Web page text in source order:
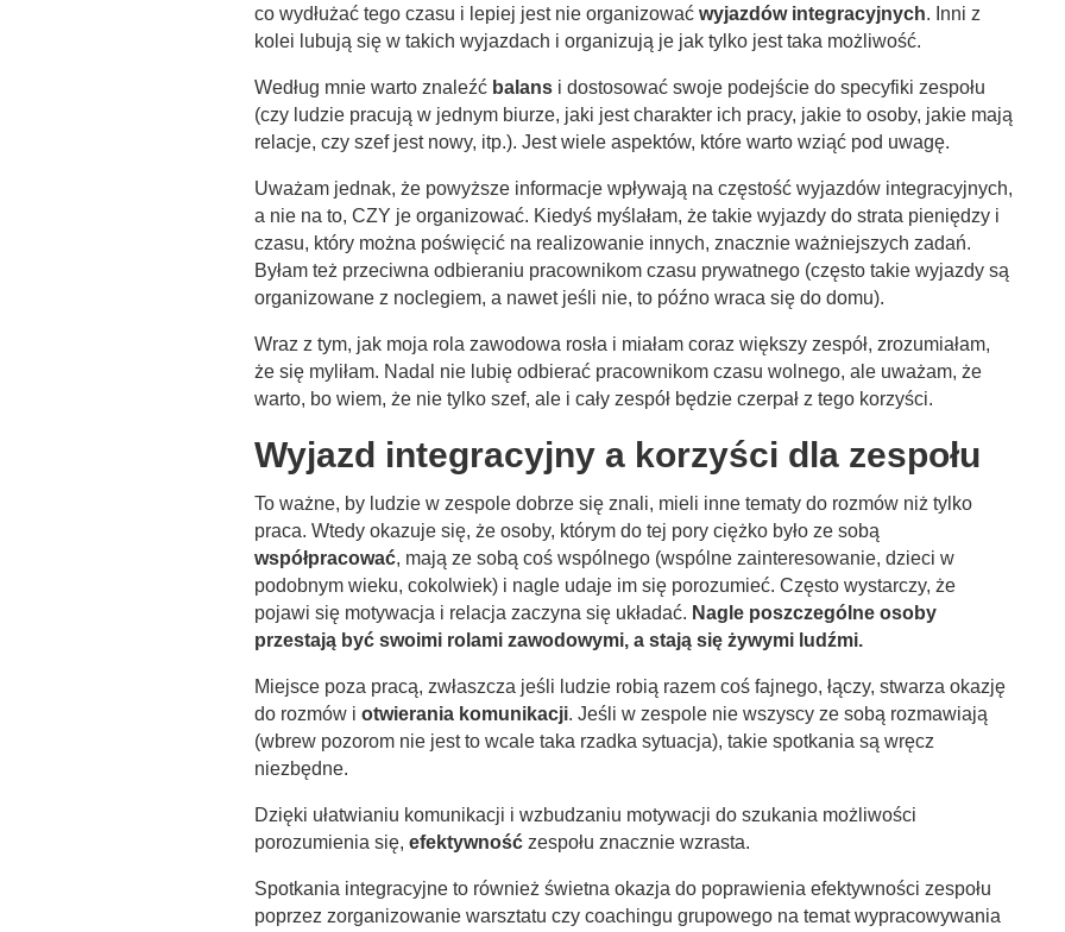
co wydłużać tego czasu i lepiej jest nie organizowaćwyjazdów integracyjnych. Inni z
kolei lubują się w takich wyjazdach i organizują je jak tylko jest taka możliwość.
Według mnie warto znaleźć balans i dostosować swoje podejście do specyfiki zespołu
(czy ludzie pracują w jednym biurze, jaki jest charakter ich pracy, jakie to osoby, jakie mają
relacje, czy szef jest nowy, itp.). Jest wiele aspektów, które warto wziąć pod uwagę.
Uważam jednak, że powyższe informacje wpływają na częstość wyjazdów integracyjnych,
a nie na to, CZY je organizować. Kiedyś myślałam, że takie wyjazdy do strata pieniędzy i
czasu, który można poświęcić na realizowanie innych, znacznie ważniejszych zadań.
Byłam też przeciwna odbieraniu pracownikom czasu prywatnego (często takie wyjazdy są
organizowane z noclegiem, a nawet jeśli nie, to późno wraca się do domu).
Wraz z tym, jak moja rola zawodowa rosła i miałam coraz większy zespół, zrozumiałam,
że się myliłam. Nadal nie lubię odbierać pracownikom czasu wolnego, ale uważam, że
warto, bo wiem, że nie tylko szef, ale i cały zespół będzie czerpał z tego korzyści.
Wyjazd integracyjny a korzyści dla zespołu
To ważne, by ludzie w zespole dobrze się znali, mieli inne tematy do rozmów niż tylko
praca. Wtedy okazuje się, że osoby, którym do tej pory ciężko było ze sobą
współpracować, mają ze sobą coś wspólnego (wspólne zainteresowanie, dzieci w
podobnym wieku, cokolwiek) i nagle udaje im się porozumieć. Często wystarczy, że
pojawi się motywacja i relacja zaczyna się układać. Nagle poszczególne osoby
przestają być swoimi rolami zawodowymi, a stają się żywymi ludźmi.
Miejsce poza pracą, zwłaszcza jeśli ludzie robią razem coś fajnego, łączy, stwarza okazję
do rozmów iotwierania komunikacji. Jeśli w zespole nie wszyscy ze sobą rozmawiają
(wbrew pozorom nie jest to wcale taka rzadka sytuacja), takie spotkania są wręcz
niezbędne.
Dzięki ułatwianiu komunikacji i wzbudzaniu motywacji do szukania możliwości
porozumienia się,efektywność zespołu znacznie wzrasta.
Spotkania integracyjne to również świetna okazja do poprawienia efektywności zespołu
poprzez zorganizowanie warsztatu czy coachingu grupowego na temat wypracowywania